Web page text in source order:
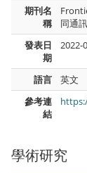
學術研究
期刊名
稱
同通
發表日
期
2022-
語言
英文
參考連
結